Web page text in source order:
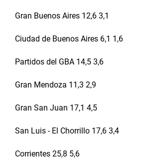
Gran Buenos Aires 12,6 3,1
Ciudad de Buenos Aires 6,1 1,6
Partidos del GBA 14,5 3,6
Gran Mendoza 11,3 2,9
Gran San Juan 17,1 4,5
San Luis - El Chorrillo 17,6 3,4
Corrientes 25,8 5,6